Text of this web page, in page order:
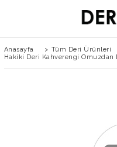
Anasayfa > Tüm Deri Ürünleri
Hakiki Deri Kahverengi